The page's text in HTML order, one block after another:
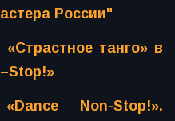
России"
танго» в
Non-Stop!».